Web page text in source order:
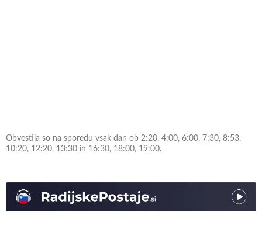
Obvestila so na sporedu vsak dan ob 2:20, 4:00, 6:00, 7:30, 8:53,
10:20, 12:20, 13:30 in 16:30, 18:00, 19:00.